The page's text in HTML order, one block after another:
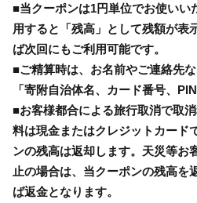
■当クーポンは1円単位でお使いい
用すると「残高」として残額が表
ば次回にもご利用可能です。
■ご精算時は、お名前やご連絡先
「寄附自治体名、カード番号、
■お客様都合による旅行取消で取
料は現金またはクレジットカード
ンの残高は返却します。天災等お
止の場合は、当クーポンの残高を
ば返金となります。